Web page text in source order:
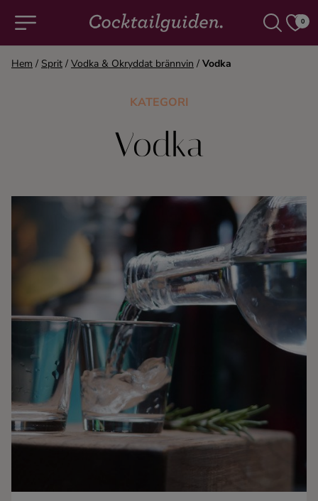
0
Gin
Kaffe
Konjak
Likör
Rom
Shots
Hem / Sprit / Vodka & Okryddat brännvin / Vodka
KATEGORI
Vodka